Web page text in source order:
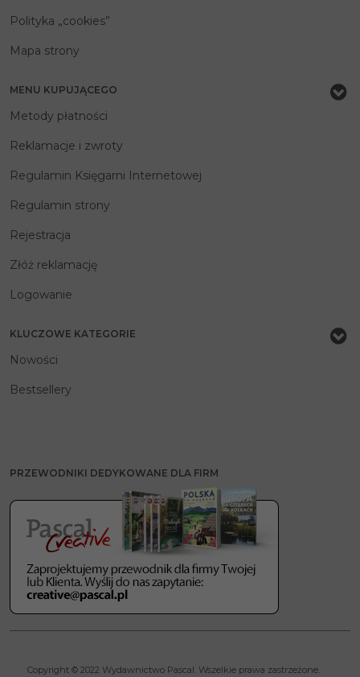
Polityka „cookies”
Mapa strony
MENU KUPUJĄCEGO
Metody płatności
Reklamacje i zwroty
Regulamin Księgarni Internetowej
Regulamin strony
Rejestracja
Złóż reklamację
Logowanie
KLUCZOWE KATEGORIE
Nowości
Bestsellery
PRZEWODNIKI DEDYKOWANE DLA FIRM
Copyright © 2022 Wydawnictwo Pascal. Wszelkie prawa zastrzeżone.